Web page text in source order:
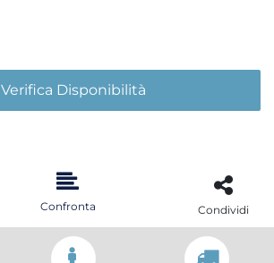
Verifica Disponibilità
Confronta Condividi